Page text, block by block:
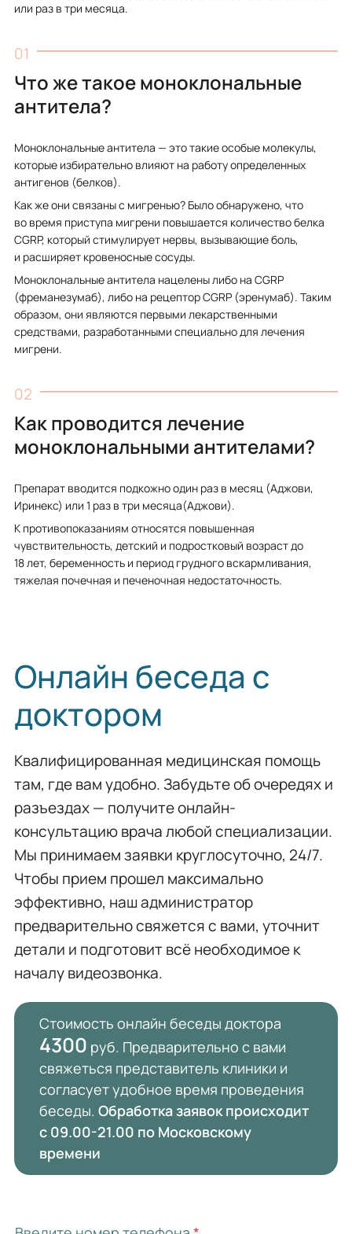
или раз в три месяца.
Что же такое моноклональные
антитела?
Моноклональные антитела — это такие особые молекулы,
которые избирательно влияют на работу определенных
антигенов (белков).
Как же они связаны с мигренью? Было обнаружено, что
во время приступа мигрени повышается количество белка
CGRP, который стимулирует нервы, вызывающие боль,
и расширяет кровеносные сосуды.
Моноклональные антитела нацелены либо на CGRP
(фреманезумаб), либо на рецептор CGRP (эренумаб). Таким
образом, они являются первыми лекарственными
средствами, разработанными специально для лечения
мигрени.
Как проводится лечение
моноклональными антителами?
Препарат вводится подкожно один раз в месяц (Аджови,
Иринекс) или 1 раз в три месяца(Аджови).
К противопоказаниям относятся повышенная
чувствительность, детский и подростковый возраст до
18 лет, беременность и период грудного вскармливания,
тяжелая почечная и печеночная недостаточность.
Онлайн беседа с
доктором
Квалифицированная медицинская помощь
там, где вам удобно. Забудьте об очередях и
разъездах — получите онлайн-
консультацию врача любой специализации.
Мы принимаем заявки круглосуточно, 24/7.
Чтобы прием прошел максимально
эффективно, наш администратор
предварительно свяжется с вами, уточнит
детали и подготовит всё необходимое к
началу видеозвонка.
Стоимость онлайн беседы доктора
4300 руб. Предварительно с вами
свяжеться представитель клиники и
согласует удобное время проведения
беседы. Обработка заявок происходит
с 09.00-21.00 по Московскому
времени